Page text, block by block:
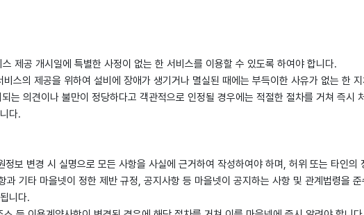
제공 개시일에 특별한 사정이 없는 한 서비스를 이용할 수 있도록 하여야 합니다.
스의 제공을 위하여 설비에 장애가 생기거나 멸실된 때에는 부득이한 사유가 없는 한
는 의견이나 불만이 정당하다고 객관적으로 인정될 경우에는 적절한 절차를 거쳐 즉시
다.
보 변경 시 실명으로 모든 사항을 사실에 근거하여 작성하여야 하며, 허위 또는 타인
기타 마을넷이 정한 제반 규정, 공지사항 등 마을넷이 공지하는 사항 및 관계법령을
니다.